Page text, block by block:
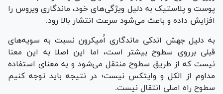
پوست و پلاستیک به دلیل ویژگی‌های خود، ماندگاری ویروس را
افزایش داده و باعث می‌شود سرعت انتشار بالا رود.
به دلیل جهش اندکی ماندگاری اُمیکرون نسبت به سویه‌های
قبلی برروی سطوح بیشتر است، اما این اصلا به این معنا
نیست که از طریق سطوح منتقل می‌شود و به معنای استفاده
مداوم از الکل و وایتکس نیست؛ در نتیجه باید توجه کنیم
سطوح راه اصلی انتقال نیست.